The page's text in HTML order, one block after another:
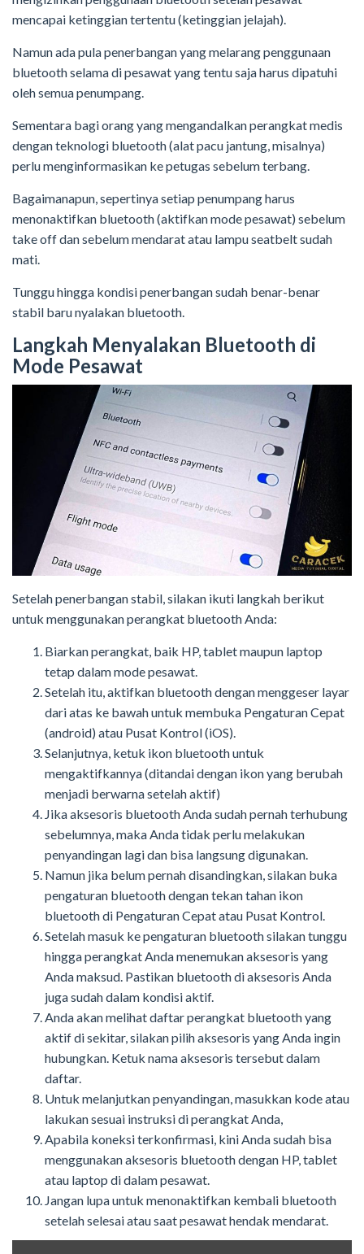
mencapai ketinggian tertentu (ketinggian jelajah).
Namun ada pula penerbangan yang melarang penggunaan
bluetooth selama di pesawat yang tentu saja harus dipatuhi
oleh semua penumpang.
Sementara bagi orang yang mengandalkan perangkat medis
dengan teknologi bluetooth (alat pacu jantung, misalnya)
perlu menginformasikan ke petugas sebelum terbang.
Bagaimanapun, sepertinya setiap penumpang harus
menonaktifkan bluetooth (aktifkan mode pesawat) sebelum
take off dan sebelum mendarat atau lampu seatbelt sudah
mati.
Tunggu hingga kondisi penerbangan sudah benar-benar
stabil baru nyalakan bluetooth.
Langkah Menyalakan Bluetooth di
Mode Pesawat
Setelah penerbangan stabil, silakan ikuti langkah berikut
untuk menggunakan perangkat bluetooth Anda:
Biarkan perangkat, baik HP, tablet maupun laptop
tetap dalam mode pesawat.
Setelah itu, aktifkan bluetooth dengan menggeser layar
dari atas ke bawah untuk membuka Pengaturan Cepat
(android) atau Pusat Kontrol (iOS).
Selanjutnya, ketuk ikon bluetooth untuk
mengaktifkannya (ditandai dengan ikon yang berubah
menjadi berwarna setelah aktif)
Jika aksesoris bluetooth Anda sudah pernah terhubung
sebelumnya, maka Anda tidak perlu melakukan
penyandingan lagi dan bisa langsung digunakan.
Namun jika belum pernah disandingkan, silakan buka
pengaturan bluetooth dengan tekan tahan ikon
bluetooth di Pengaturan Cepat atau Pusat Kontrol.
Setelah masuk ke pengaturan bluetooth silakan tunggu
hingga perangkat Anda menemukan aksesoris yang
Anda maksud. Pastikan bluetooth di aksesoris Anda
juga sudah dalam kondisi aktif.
Anda akan melihat daftar perangkat bluetooth yang
aktif di sekitar, silakan pilih aksesoris yang Anda ingin
hubungkan. Ketuk nama aksesoris tersebut dalam
daftar.
Untuk melanjutkan penyandingan, masukkan kode atau
lakukan sesuai instruksi di perangkat Anda,
Apabila koneksi terkonfirmasi, kini Anda sudah bisa
menggunakan aksesoris bluetooth dengan HP, tablet
atau laptop di dalam pesawat.
Jangan lupa untuk menonaktifkan kembali bluetooth
setelah selesai atau saat pesawat hendak mendarat.